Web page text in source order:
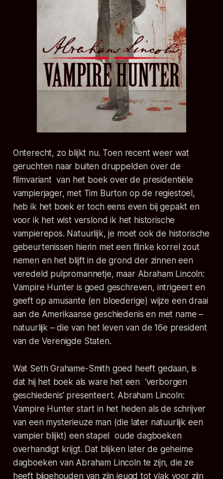
Onterecht, zo blijkt nu. Toen recent weer wat
geruchten naar buiten druppelden over de
filmvariant van het boek over de presidentiële
vampierjager, met Tim Burton op de regiestoel,
heb ik het boek er toch eens even bij gepakt en
voor ik het wist verslond ik het historische
vampierepos. Natuurlijk, je moet ook de historische
gebeurtenissen hierin met een flinke korrel zout
nemen en het blijft in de grond der zinnen een
veredeld pulpromannetje, maar Abraham Lincoln:
Vampire Hunter is goed geschreven, intrigeert en
geeft op amusante (en bloederige) wijze een draai
aan de Amerikaanse geschiedenis en met name –
natuurlijk – die van het leven van de 16e president
van de Verenigde Staten.
Wat Seth Grahame-Smith goed heeft gedaan, is
dat hij het boek als ware het een ‘verborgen
geschiedenis’ presenteert. Abraham Lincoln:
Vampire Hunter start in het heden als de schrijver
van een mysterieuze man (die later natuurlijk een
vampier blijkt) een stapel oude dagboeken
overhandigt krijgt. Dat blijken later de geheime
dagboeken van Abraham Lincoln te zijn, die ze
heeft bijgehouden van zijn jeugd tot vlak voor zijn